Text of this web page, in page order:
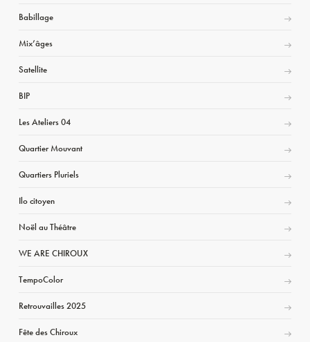
Babillage
Mix’âges
Satellite
BIP
Les Ateliers 04
Quartier Mouvant
Quartiers Pluriels
Ilo citoyen
Noël au Théâtre
WE ARE CHIROUX
TempoColor
Retrouvailles 2025
Fête des Chiroux